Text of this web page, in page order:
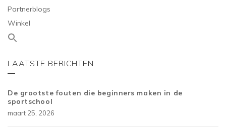
Partnerblogs
Winkel
LAATSTE BERICHTEN
De grootste fouten die beginners maken in de
sportschool
maart 25, 2026